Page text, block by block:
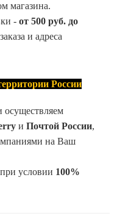
магазина.
- от 500 руб. до
и адреса
России
осуществляем
и Почтой России,
на Ваш
условии 100%